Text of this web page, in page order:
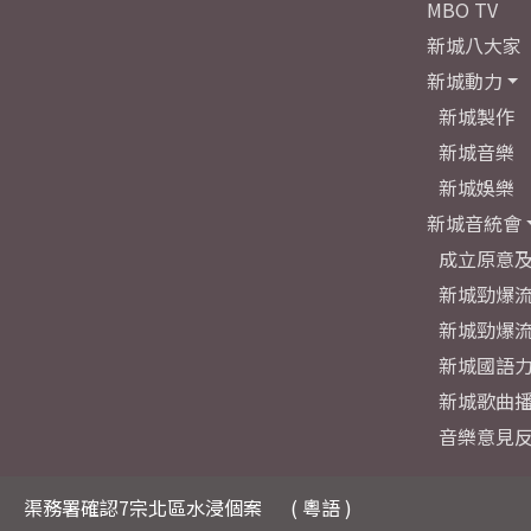
渠務署確認7宗北區水浸個案 ( 粵語 )
MBO TV
新城八大家
新城動力
新城製作
新城音樂
新城娛樂
新城音統會
成立原意
新城勁爆
新城勁爆
新城國語
新城歌曲
音樂意見